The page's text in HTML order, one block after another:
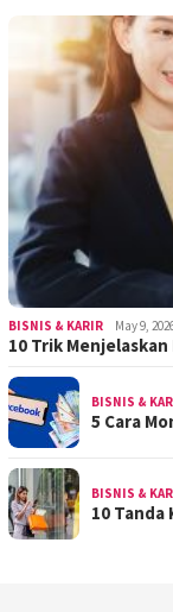
BISNIS & KARIR May 9,
10 Trik
BISNIS &
5 Cara
BISNIS &
10